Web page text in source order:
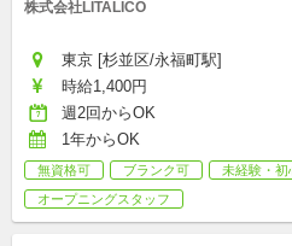
株式会社LITALICO
東京 [杉並区/永福町駅]
時給1,400円
週2回からOK
1年からOK
無資格可 ブランク可 未経験・初
オープニングスタッフ